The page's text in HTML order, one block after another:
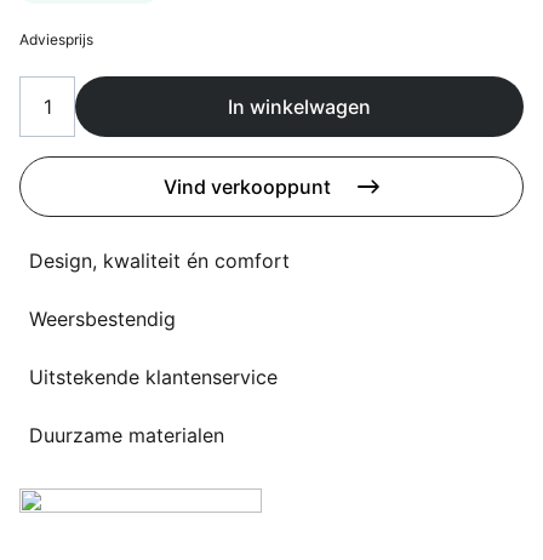
Flagship stores
Contact
3D modellen
Support
Adviesprijs
In winkelwagen
Vind verkooppunt
Design, kwaliteit én comfort
Weersbestendig
Uitstekende klantenservice
Duurzame materialen